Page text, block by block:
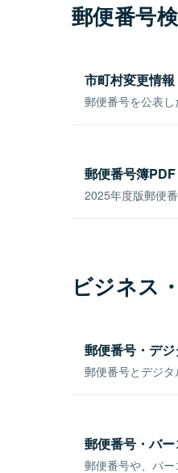
郵便番号
市町村変更情報
郵便番号を公表し
郵便番号簿PDF
2025年度版郵便
ビジネス
郵便番号・デ
郵便番号とデジタ
郵便番号・バ
郵便番号や、バー